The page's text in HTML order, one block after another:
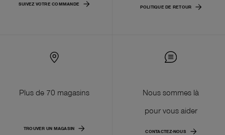
SUIVEZ VOTRE COMMANDE
POLITIQUE DE RETOUR
Plus de 70 magasins
TROUVER UN MAGASIN
Nous sommes là
pour vous aider
CONTACTEZ-NOUS